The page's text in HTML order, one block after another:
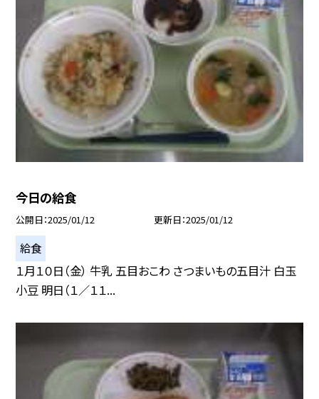
今日の給食
公開日 2025/01/12 更新日 2025/01/12
給食
１月１０日（金） 牛乳 五目おこわ さつまいもの五目汁 白玉
小豆 明日（１／１１...